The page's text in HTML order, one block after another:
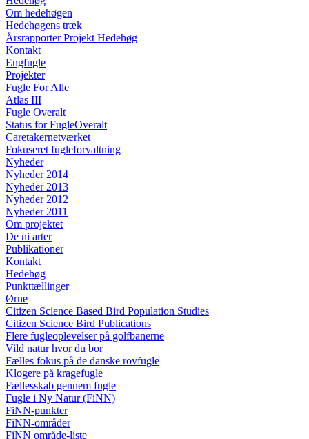
Om hedehøgen
Hedehøgens træk
Årsrapporter Projekt Hedehøg
Kontakt
Engfugle
Projekter
Fugle For Alle
Atlas III
Fugle Overalt
Status for FugleOveralt
Caretakernetværket
Fokuseret fugleforvaltning
Nyheder
Nyheder 2014
Nyheder 2013
Nyheder 2012
Nyheder 2011
Om projektet
De ni arter
Publikationer
Kontakt
Hedehøg
Punkttællinger
Ørne
Citizen Science Based Bird Population Studies
Citizen Science Bird Publications
Flere fugleoplevelser på golfbanerne
Vild natur hvor du bor
Fælles fokus på de danske rovfugle
Klogere på kragefugle
Fællesskab gennem fugle
Fugle i Ny Natur (FiNN)
FiNN-punkter
FiNN-områder
FiNN område-liste